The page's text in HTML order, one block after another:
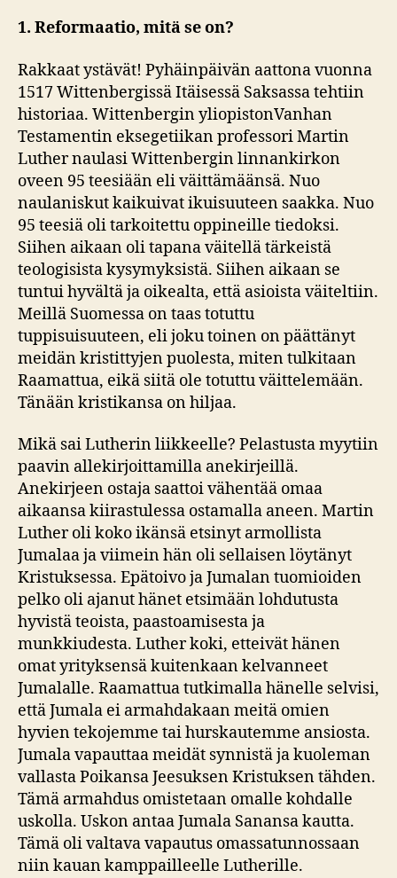
1. Reformaatio, mitä se on?
Rakkaat ystävät! Pyhäinpäivän aattona vuonna
1517 Wittenbergissä Itäisessä Saksassa tehtiin
historiaa. Wittenbergin yliopistonVanhan
Testamentin eksegetiikan professori Martin
Luther naulasi Wittenbergin linnankirkon
oveen 95 teesiään eli väittämäänsä. Nuo
naulaniskut kaikuivat ikuisuuteen saakka. Nuo
95 teesiä oli tarkoitettu oppineille tiedoksi.
Siihen aikaan oli tapana väitellä tärkeistä
teologisista kysymyksistä. Siihen aikaan se
tuntui hyvältä ja oikealta, että asioista väiteltiin.
Meillä Suomessa on taas totuttu
tuppisuisuuteen, eli joku toinen on päättänyt
meidän kristittyjen puolesta, miten tulkitaan
Raamattua, eikä siitä ole totuttu väittelemään.
Tänään kristikansa on hiljaa.
Mikä sai Lutherin liikkeelle? Pelastusta myytiin
paavin allekirjoittamilla anekirjeillä.
Anekirjeen ostaja saattoi vähentää omaa
aikaansa kiirastulessa ostamalla aneen. Martin
Luther oli koko ikänsä etsinyt armollista
Jumalaa ja viimein hän oli sellaisen löytänyt
Kristuksessa. Epätoivo ja Jumalan tuomioiden
pelko oli ajanut hänet etsimään lohdutusta
hyvistä teoista, paastoamisesta ja
munkkiudesta. Luther koki, etteivät hänen
omat yrityksensä kuitenkaan kelvanneet
Jumalalle. Raamattua tutkimalla hänelle selvisi,
että Jumala ei armahdakaan meitä omien
hyvien tekojemme tai hurskautemme ansiosta.
Jumala vapauttaa meidät synnistä ja kuoleman
vallasta Poikansa Jeesuksen Kristuksen tähden.
Tämä armahdus omistetaan omalle kohdalle
uskolla. Uskon antaa Jumala Sanansa kautta.
Tämä oli valtava vapautus omassatunnossaan
niin kauan kamppailleelle Lutherille.